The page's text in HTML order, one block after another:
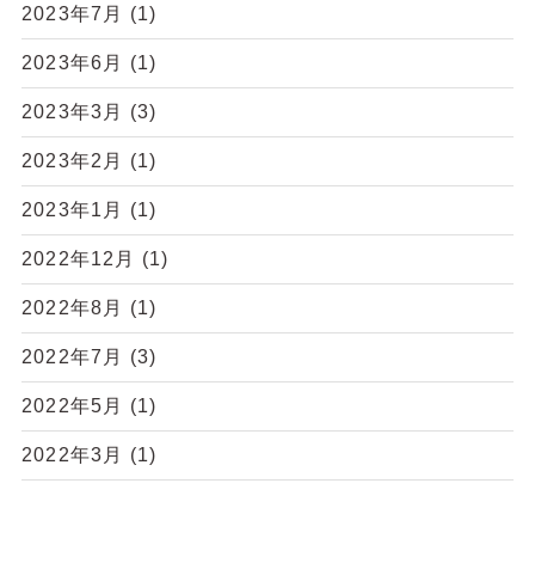
2023年7月 (1)
2023年6月 (1)
2023年3月 (3)
2023年2月 (1)
2023年1月 (1)
2022年12月 (1)
2022年8月 (1)
2022年7月 (3)
2022年5月 (1)
2022年3月 (1)